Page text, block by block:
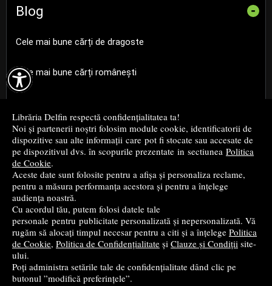

Librăria Delfin respectă confidențialitatea ta!
Noi și partenerii noștri folosim module cookie, identificatorii de
dispozitive sau alte informații care pot fi stocate sau accesate de
pe dispozitivul dvs. în scopurile prezentate in sectiunea Politica
de Cookie.
Aceste date sunt folosite pentru a afișa și personaliza reclame,
pentru a măsura performanța acestora și pentru a înțelege
audiența noastră.
Cu acordul tău, putem folosi datele tale
personale pentru publicitate personalizată și nepersonalizată. Vă
rugăm să alocați timpul necesar pentru a citi și a înțelege Politica
de Cookie, Politica de Confidențialitate și Clauze și Condiții site-
ului.
Poți administra setările tale de confidențialitate dând clic pe
butonul ”modifică preferințele”.
Blog -
Cele mai bune cărți de dragoste
Cele mai bune cărți românești
Cele mai bune cărți de istorie
Top cărți beletristică
...toate știrile
© 2004 - 2026 Grup DZC SRL
Magazin onlinecreat de Vital Soft
Created in 0.1077 sec